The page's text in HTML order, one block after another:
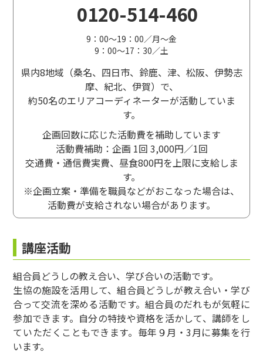
活動費は活動に対して支払います。個人に対して
年間活動費について
活動費は年間120,000円を上限とします。（コープ
フレンズは12,000円/年）２月20日までに年間活
動・支出計画を作成して、承認を受けた後、指定
口座に活動費を振り込みます。
必ずしも上限額を申請する必要はありません。必
要な金額が上限に満たない場合は、活動計画書に
その金額を記入し申請してください。ただし、申
請額が120,000円（12,000円）以内であっても、
追加申請はできません。
年度途中に登録した場合の「活動費」は、承認が
下りた翌月から2月までの期間を10,000円/月（コ
ープフレンズは1,000円/月）の月割りで計算しま
活動費の精算は収入・支出の合計額を算出しま
す。
活動組合員は2月20日までに「コープシップ(コー
プフレンズ)年間活動費精算書」の提出と、その時
点で残っている活動費を全額、コープみえに返金
します。活動費精算書には領収書等の支出の根拠
となるものを必ず添付します。根拠となるものが
ない支出については、補助の対象としません。
活動費の対象は以下の通りとする
0120-514-460
9：00～19：00／月～金
9：00～17：30／土
県内8地域（桑名、四日市、鈴鹿、津、松阪、伊勢志
摩、紀北、伊賀）で、
約50名のエリアコーディネーターが活動していま
す。
企画回数に応じた活動費を補助しています
活動費補助：企画 1回 3,000円／1回
交通費・通信費実費、昼食800円を上限に支給しま
す。
※企画立案・準備を職員などがおこなった場合は、
活動費が支給されない場合があります。
講座活動
組合員どうしの教え合い、学び合いの活動です。
生協の施設を活用して、組合員どうしが教え合い・学び
合って交流を深める活動です。組合員のだれもが気軽に
参加できます。自分の特技や資格を活かして、講師をし
ていただくこともできます。毎年９月・3月に募集を行
います。